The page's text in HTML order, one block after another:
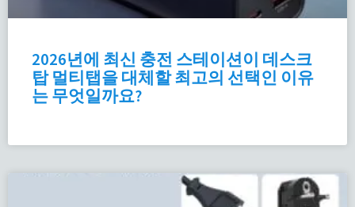
2026년에 최신 충전 스테이션이 데스크
탑 멀티탭을 대체할 최고의 선택인 이유
는 무엇일까요?